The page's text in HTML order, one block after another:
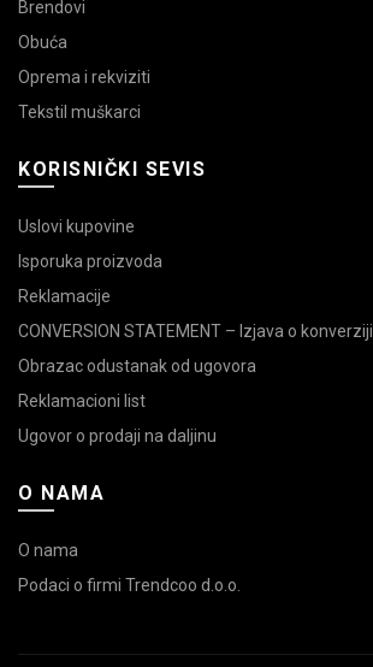
Brendovi
Obuća
Oprema i rekviziti
Tekstil muškarci
KORISNIČKI SEVIS
Uslovi kupovine
Isporuka proizvoda
Reklamacije
CONVERSION STATEMENT – Izjava o konverziji
Obrazac odustanak od ugovora
Reklamacioni list
Ugovor o prodaji na daljinu
O NAMA
O nama
Podaci o firmi Trendcoo d.o.o.